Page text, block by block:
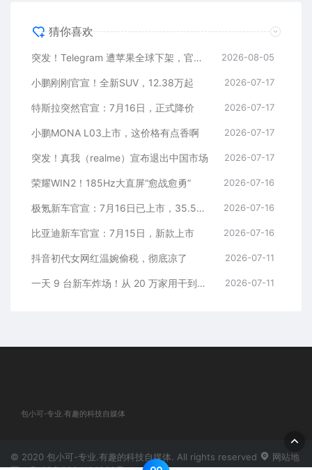
猜你喜欢
突发！Telegram 遭苹果全球下架，官方回应 2026-08-05
小鹏刚刚官宣！全新SUV，12.38万起 2026-07-17
特斯拉突然官宣：7月16日，正式降价 2026-07-17
小鹏MONA L03上市，这价格有点香啊 2026-07-17
突发！真我（realme）宣布退出中国市场 2026-07-17
荣耀WIN2！185Hz大直屏“愈战愈勇” 2026-07-16
极氪新车官宣：7月16日已上市，35.5万元起 2026-07-16
比亚迪新车官宣：7月15日，新款上市 2026-07-16
抖音初代女网红温婉偷税，彻底凉了 2026-07-11
一天 9 台新车炸场！从 20 万家用干到千万超跑，全价位全覆盖 2026-07-11
包小可-专业.有趣的科技自媒体
© 2020 包小可-专业.有趣的科技自媒体. All rights reserved
网站地